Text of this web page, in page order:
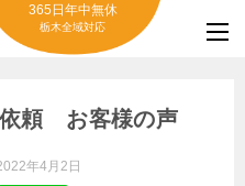
365日年中無休
栃木全域対応
依頼 お客様の声
年4月2日